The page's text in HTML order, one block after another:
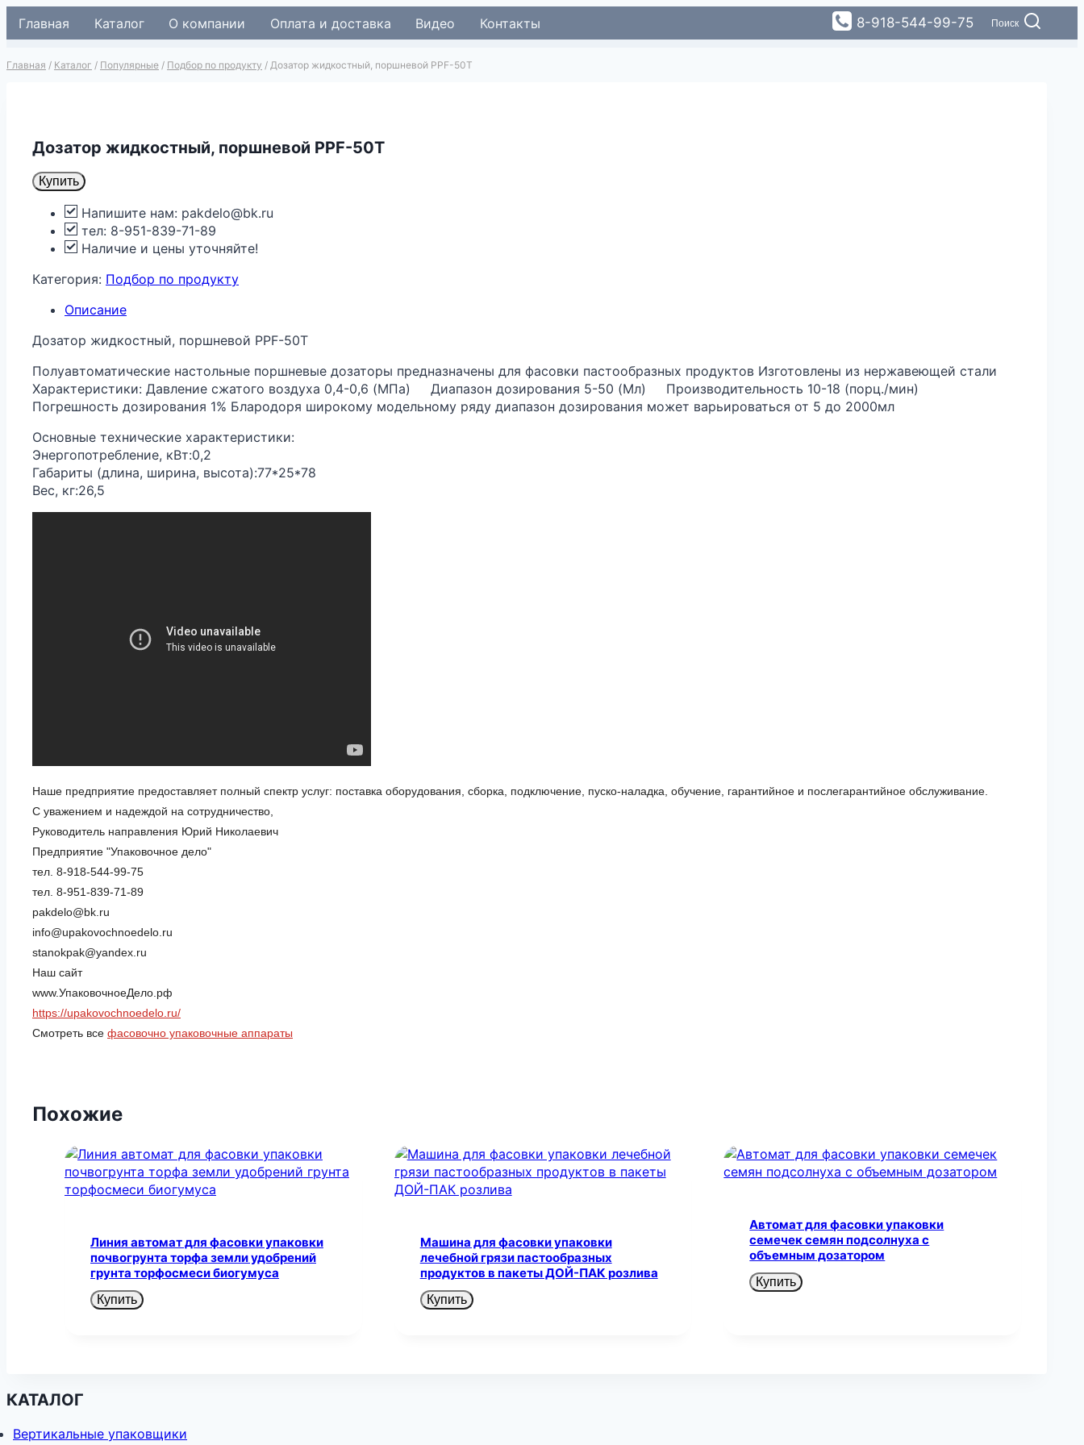
Перейти
Главная Каталог О компании Оплата и доставка Видео Контакты 8-918-544-99-75 Поиск
Главная / Каталог / Популярные / Подбор по продукту / Дозатор жидкостный, поршневой PPF-50T
Дозатор жидкостный, поршневой PPF-50T
Купить
Напишите нам: pakdelo@bk.ru
тел: 8-951-839-71-89
Наличие и цены уточняйте!
Категория: Подбор по продукту
Описание
Дозатор жидкостный, поршневой PPF-50T
Полуавтоматические настольные поршневые дозаторы предназначены для фасовки пастообразных продуктов Изготовлены из нержавеющей стали
Характеристики: Давление сжатого воздуха 0,4-0,6 (МПа) Диапазон дозирования 5-50 (Мл) Производительность 10-18 (порц./мин)
Погрешность дозирования 1% Блародоря широкому модельному ряду диапазон дозирования может варьироваться от 5 до 2000мл
Основные технические характеристики:
Энергопотребление, кВт:0,2
Габариты (длина, ширина, высота):77*25*78
Вес, кг:26,5
Наше предприятие предоставляет полный спектр услуг: поставка оборудования, сборка, подключение, пуско-наладка, обучение, гарантийное и послегарантийное обслуживание.
С уважением и надеждой на сотрудничество,
Руководитель направления Юрий Николаевич
Предприятие "Упаковочное дело"
тел. 8-918-544-99-75
тел. 8-951-839-71-89
pakdelo@bk.ru
info@upakovochnoedelo.ru
stanokpak@yandex.ru
Наш сайт
www.УпаковочноеДело.рф
https://upakovochnoedelo.ru/
Смотреть все фасовочно упаковочные аппараты
Похожие
Линия автомат для фасовки упаковки
почвогрунта торфа земли удобрений
грунта торфосмеси биогумуса
Купить
Машина для фасовки упаковки
лечебной грязи пастообразных
продуктов в пакеты ДОЙ-ПАК розлива
Купить
Автомат для фасовки упаковки
семечек семян подсолнуха с
объемным дозатором
Купить
КАТАЛОГ
Вертикальные упаковщики